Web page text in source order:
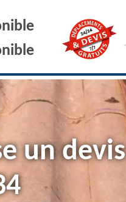
un devis